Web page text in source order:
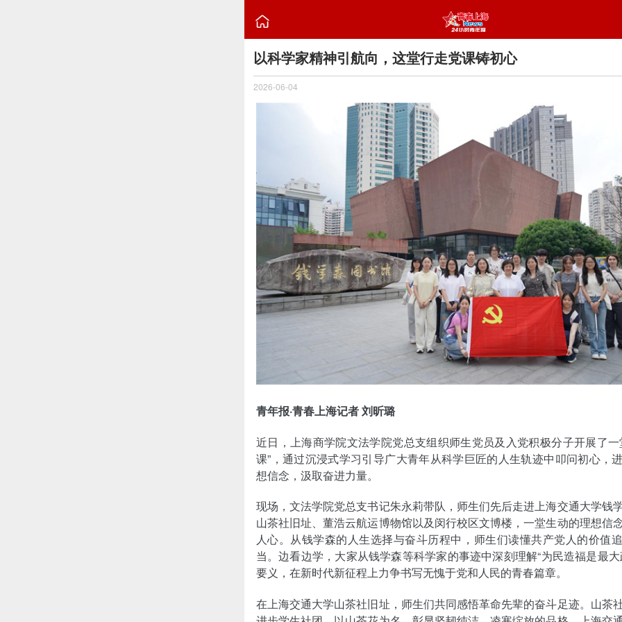

以科学家精神引航向，这堂行走党课铸初心
2026-06-04
青年报·青春上海记者 刘昕璐
近日，上海商学院文法学院党总支组织师生党员及入党积极分子开展了一
课”，通过沉浸式学习引导广大青年从科学巨匠的人生轨迹中叩问初心，
想信念，汲取奋进力量。
现场，文法学院党总支书记朱永莉带队，师生们先后走进上海交通大学钱
山茶社旧址、董浩云航运博物馆以及闵行校区文博楼，一堂生动的理想信
人心。从钱学森的人生选择与奋斗历程中，师生们读懂共产党人的价值
当。边看边学，大家从钱学森等科学家的事迹中深刻理解“为民造福是最
要义，在新时代新征程上力争书写无愧于党和人民的青春篇章。
在上海交通大学山茶社旧址，师生们共同感悟革命先辈的奋斗足迹。山茶